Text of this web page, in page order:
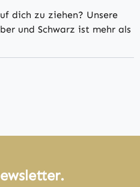
dich zu ziehen? Unsere
und Schwarz ist mehr als